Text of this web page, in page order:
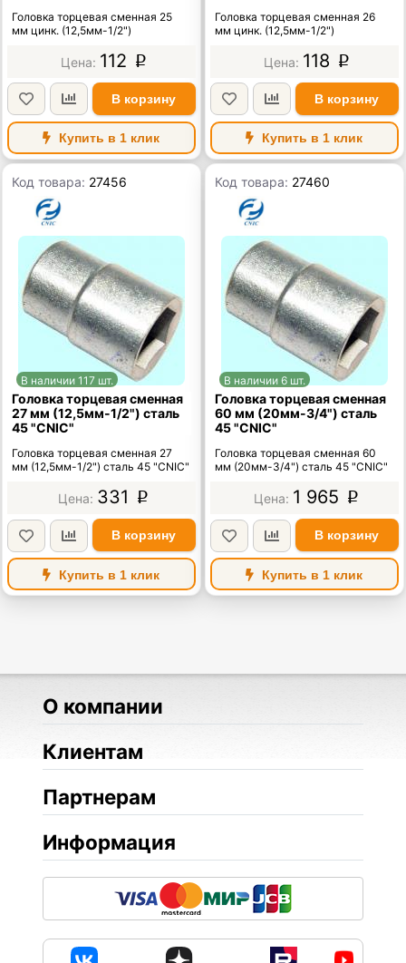
Головка торцевая сменная 25
мм цинк. (12,5мм-1/2")
112 p
В корзину
Купить в 1 клик
Головка торцевая сменная 26
мм цинк. (12,5мм-1/2")
118 p
В корзину
Купить в 1 клик
Код товара: 27456
В наличии 117 шт.
Головка торцевая сменная
27 мм (12,5мм-1/2") сталь
45 "CNIC"
Головка торцевая сменная 27
мм (12,5мм-1/2") сталь 45 "CNIC"
331 p
В корзину
Купить в 1 клик
Код товара: 27460
В наличии 6 шт.
Головка торцевая сменная
60 мм (20мм-3/4") сталь
45 "CNIC"
Головка торцевая сменная 60
мм (20мм-3/4") сталь 45 "CNIC"
1 965 p
В корзину
Купить в 1 клик
О компании
Клиентам
Партнерам
Информация